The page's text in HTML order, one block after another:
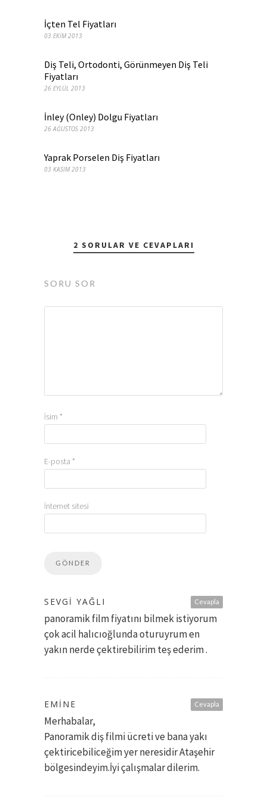
İçten Tel Fiyatları
03 EKIM 2013
Diş Teli, Ortodonti, Görünmeyen Diş Teli
Fiyatları
26 EYLÜL 2013
İnley (Onley) Dolgu Fiyatları
26 AĞUSTOS 2013
Yaprak Porselen Diş Fiyatları
03 KASIM 2013
2 SORULAR VE CEVAPLARI
SORU SOR
İsim *
E-posta *
İnternet sitesi
Cevapla
SEVGİ YAĞLI
panoramik film fiyatını bilmek istiyorum
çok acil halıcıoğlunda oturuyrum en
yakın nerde çektirebilirim teş ederim .
Cevapla
EMİNE
Merhabalar,
Panoramik diş filmi ücreti ve bana yakı
çektiricebiliceğim yer neresidir Ataşehir
bölgesindeyim.İyi çalışmalar dilerim.